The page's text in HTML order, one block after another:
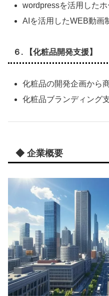
wordpressを活用した
AIを活用したWEB動画
６. 【化粧品開発支援】
化粧品の開発企画から
化粧品ブランディング
◆ 企業概要